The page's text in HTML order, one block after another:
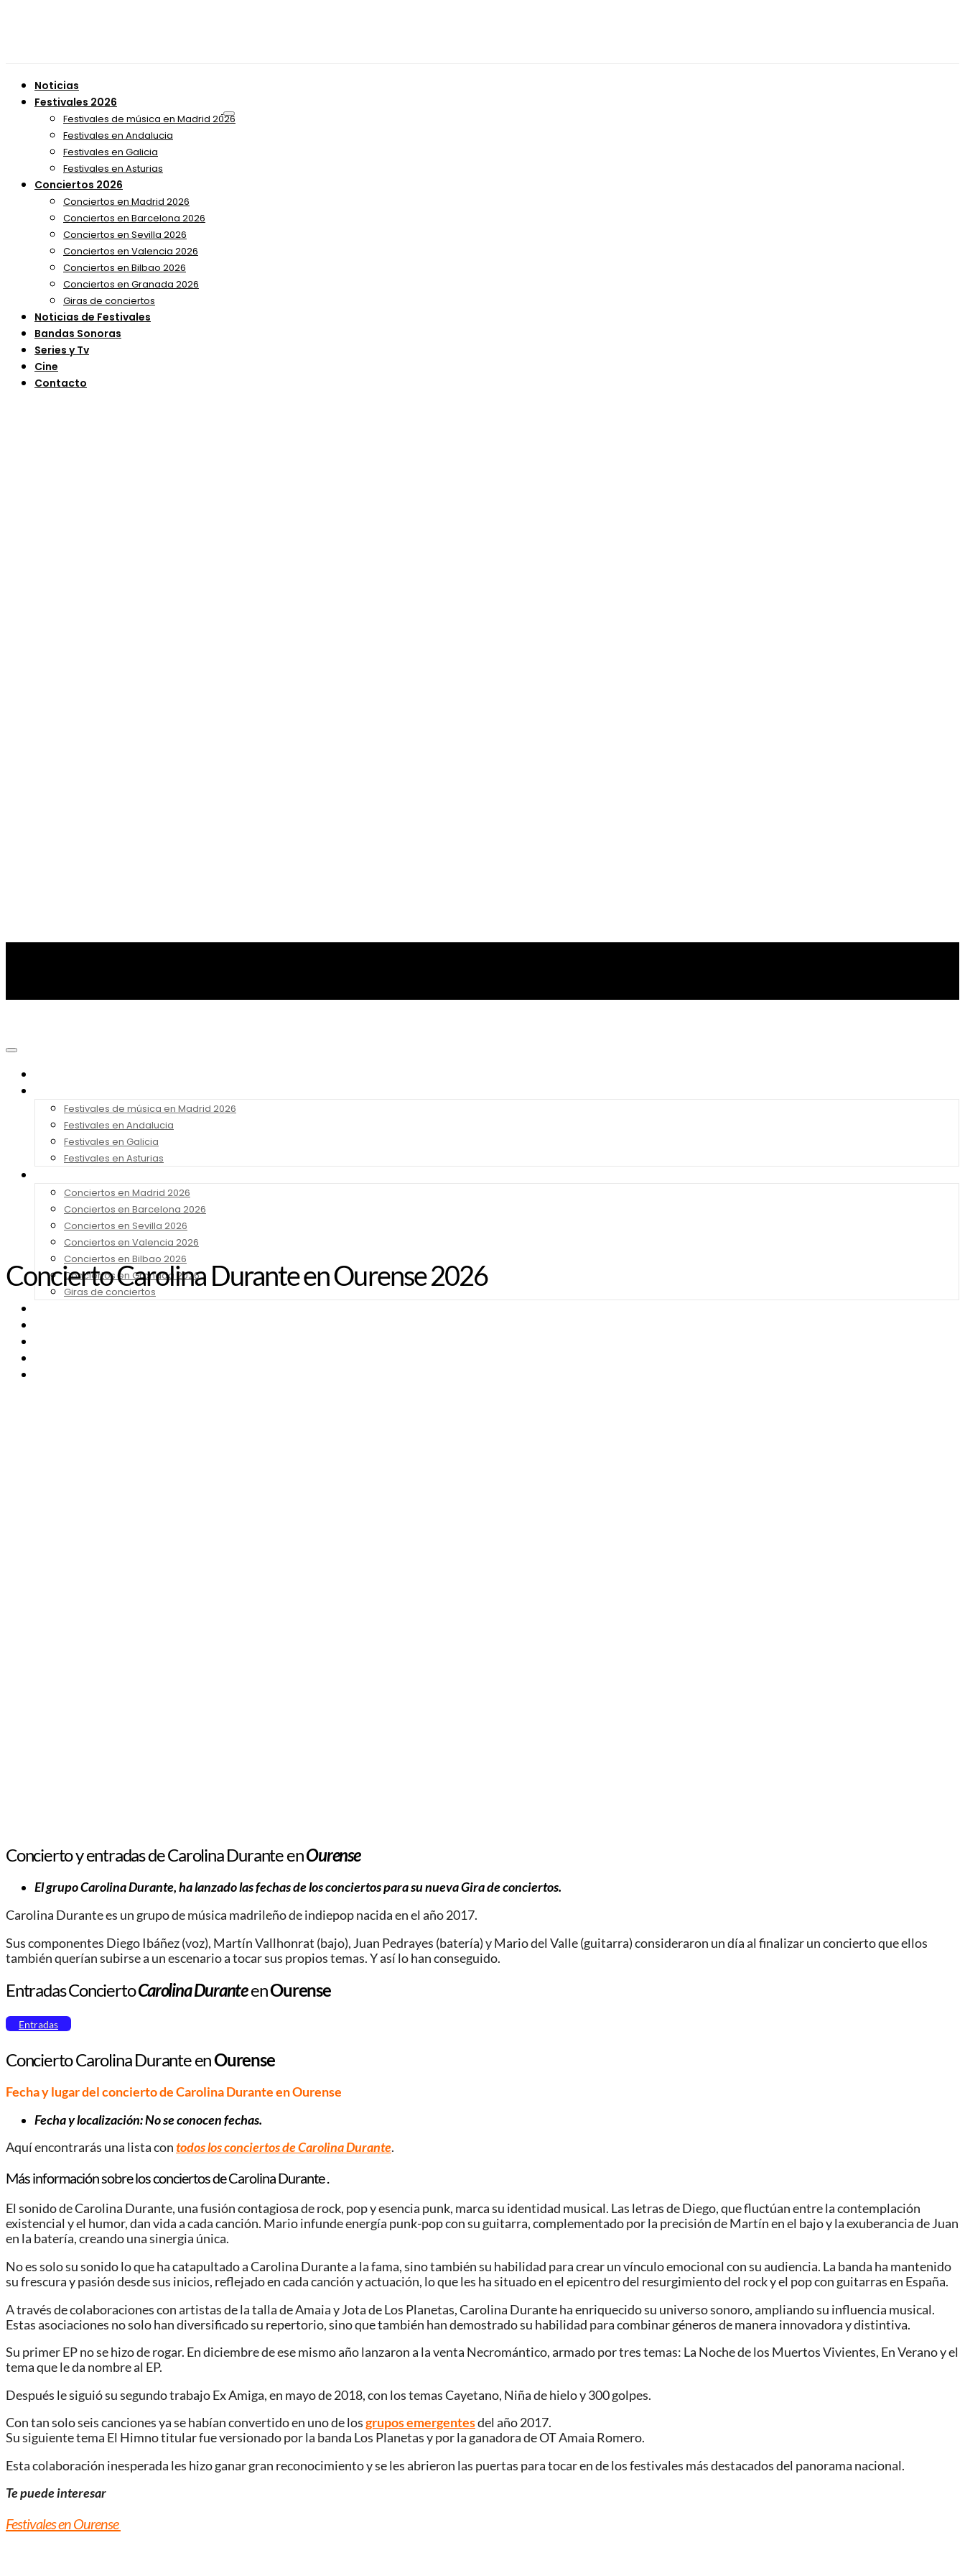
Noticias
Festivales 2026
Festivales de música en Madrid 2026
Festivales en Andalucia
Festivales en Galicia
Festivales en Asturias
Conciertos 2026
Conciertos en Madrid 2026
Conciertos en Barcelona 2026
Conciertos en Sevilla 2026
Conciertos en Valencia 2026
Conciertos en Bilbao 2026
Conciertos en Granada 2026
Giras de conciertos
Noticias de Festivales
Bandas Sonoras
Series y Tv
Cine
Contacto
Festivales de música en Madrid 2026
Festivales en Andalucia
Festivales en Galicia
Festivales en Asturias
Conciertos en Madrid 2026
Conciertos en Barcelona 2026
Conciertos en Sevilla 2026
Conciertos en Valencia 2026
Conciertos en Bilbao 2026
Conciertos en Granada 2026
Giras de conciertos
Concierto Carolina Durante en Ourense 2026
Concierto y entradas de Carolina Durante enOurense
El grupo Carolina Durante, ha lanzado las fechas de los conciertos para su nueva Gira de conciertos.
Carolina Durante es un grupo de música madrileño de indiepop nacida en el año 2017.
Sus componentes Diego Ibáñez (voz), Martín Vallhonrat (bajo), Juan Pedrayes (batería) y Mario del Valle (guitarra) consideraron un día al finalizar un concierto que ellos
también querían subirse a un escenario a tocar sus propios temas. Y así lo han conseguido.
Entradas ConciertoCarolina DuranteenOurense
Entradas
Concierto Carolina Durante enOurense
Fecha y lugar del concierto de Carolina Durante en Ourense
Fecha y localización: No se conocen fechas.
Aquí encontrarás una lista contodos los conciertos de Carolina Durante.
Más información sobre los conciertos de Carolina Durante .
El sonido de Carolina Durante, una fusión contagiosa de rock, pop y esencia punk, marca su identidad musical. Las letras de Diego, que fluctúan entre la contemplación
existencial y el humor, dan vida a cada canción. Mario infunde energía punk-pop con su guitarra, complementado por la precisión de Martín en el bajo y la exuberancia de Juan
en la batería, creando una sinergia única.
No es solo su sonido lo que ha catapultado a Carolina Durante a la fama, sino también su habilidad para crear un vínculo emocional con su audiencia. La banda ha mantenido
su frescura y pasión desde sus inicios, reflejado en cada canción y actuación, lo que les ha situado en el epicentro del resurgimiento del rock y el pop con guitarras en España.
A través de colaboraciones con artistas de la talla de Amaia y Jota de Los Planetas, Carolina Durante ha enriquecido su universo sonoro, ampliando su influencia musical.
Estas asociaciones no solo han diversificado su repertorio, sino que también han demostrado su habilidad para combinar géneros de manera innovadora y distintiva.
Su primer EP no se hizo de rogar. En diciembre de ese mismo año lanzaron a la venta Necromántico, armado por tres temas: La Noche de los Muertos Vivientes, En Verano y el
tema que le da nombre al EP.
Después le siguió su segundo trabajo Ex Amiga, en mayo de 2018, con los temas Cayetano, Niña de hielo y 300 golpes.
Con tan solo seis canciones ya se habían convertido en uno de losgrupos emergentesdel año 2017.
Su siguiente tema El Himno titular fue versionado por la banda Los Planetas y por la ganadora de OT Amaia Romero.
Esta colaboración inesperada les hizo ganar gran reconocimiento y se les abrieron las puertas para tocar en de los festivales más destacados del panorama nacional.
Te puede interesar
Festivales en Ourense